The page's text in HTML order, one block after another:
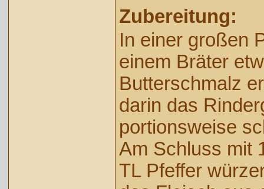
Zubereitung:
In einer großen
einem Bräter
Butterschmalz
darin das
portionsweise
Am Schluss mit
TL Pfeffer